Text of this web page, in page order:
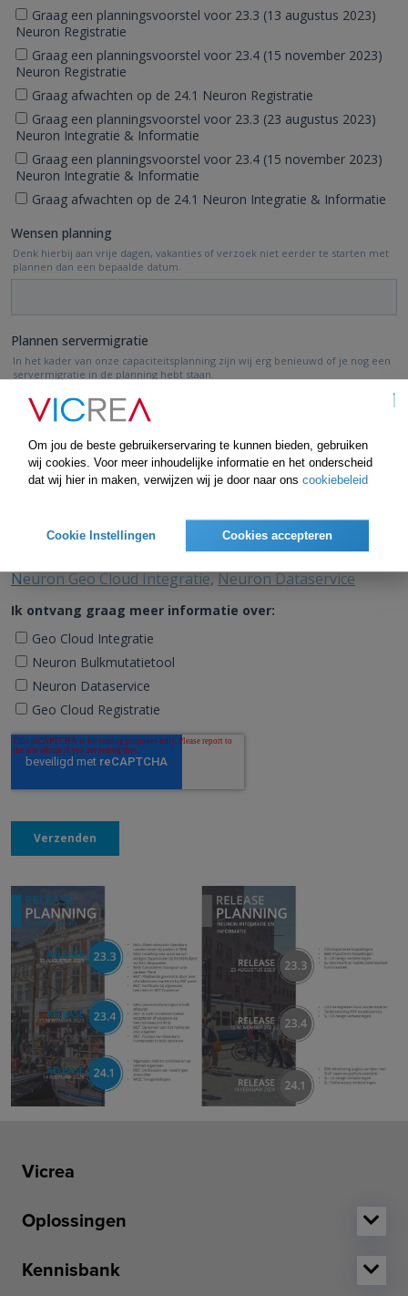
Om jou de beste gebruikerservaring te kunnen bieden, gebruiken
wij cookies. Voor meer inhoudelijke informatie en het onderscheid
dat wij hier in maken, verwijzen wij je door naar ons cookiebeleid
Cookie Instellingen Cookies accepteren
Vicrea
Oplossingen
Kennisbank